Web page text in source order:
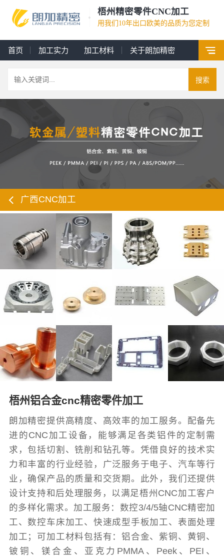
梧州精密零件CNC加工
用我们10年出口欧美的品质为您定制
首页 加工实力 加工材料 关于朗加精密
搜索
广西CNC加工
梧州铝合金cnc精密零件加工
朗加精密提供高精度、高效率的加工服务。配备先
进的CNC加工设备，能够满足各类铝件的定制需
求，包括切割、铣削和钻孔等。凭借良好的技术实
力和丰富的行业经验，广泛服务于电子、汽车等行
业，确保产品的质量和交货期。此外，我们还提供
设计支持和后处理服务，以满足梧州CNC加工客户
的多样化需求。加工服务：数控3/4/5轴CNC精密加
工、数控车床加工、快速成型手板加工、表面处理
加工；可加工材料包括有：铝合金、紫铜、黄铜、
铍铜、镁合金、亚克力PMMA、Peek、PEI、